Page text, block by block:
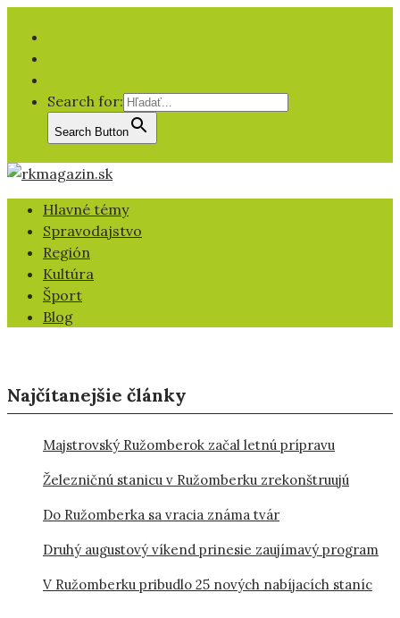
Search for:
Search Button
Hlavné témy
Spravodajstvo
Región
Kultúra
Šport
Blog
Najčítanejšie články
Majstrovský Ružomberok začal letnú prípravu
Železničnú stanicu v Ružomberku zrekonštruujú
Do Ružomberka sa vracia známa tvár
Druhý augustový víkend prinesie zaujímavý program
V Ružomberku pribudlo 25 nových nabíjacích staníc